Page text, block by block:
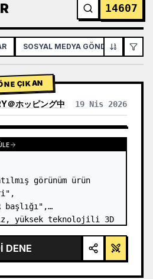
14607
SOSYAL MEDYA GÖNDERISI
ÇIKAN
＠ホッピング中 19 Nis 2026
görünüm ürün
başlığı",
yüksek teknolojili 3D
DENE